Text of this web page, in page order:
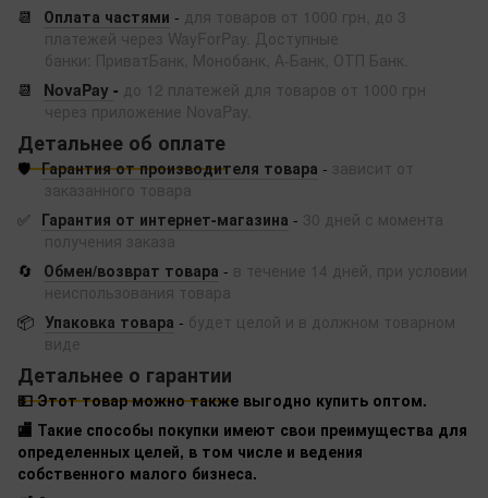
📆
Оплата частями - для товаров от 1000 грн, до 3
платежей через WayForPay. Доступные
банки: ПриватБанк, Монобанк, А-Банк, ОТП Банк.
📆
NovaPay - до 12 платежей для товаров от 1000 грн
через приложение NovaPay.
Детальнее об оплате
🛡️ Гарантия от производителя товара - зависит от
заказанного товара
✅ Гарантия от интернет-магазина - 30 дней с момента
получения заказа
🔄
Обмен/возврат товара - в течение 14 дней, при условии
неиспользования товара
📦 Упаковка товара - будет целой и в должном товарном
виде
Детальнее о гарантии
💵 Этот товар можно также выгодно купить оптом.
🏬 Такие способы покупки имеют свои преимущества для
определенных целей, в том числе и ведения
собственного малого бизнеса.